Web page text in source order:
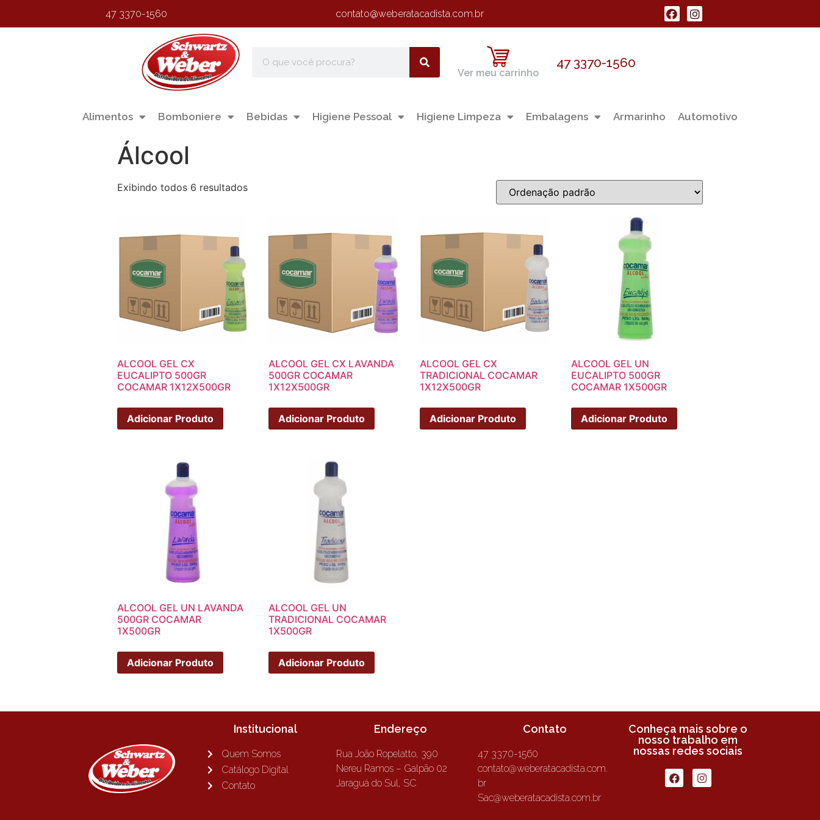
47 3370-1560 contato@weberatacadista.com.br
Ver meu carrinho
47 3370-1560
Alimentos Bomboniere Bebidas Higiene Pessoal Higiene Limpeza Embalagens Armarinho Automotivo
Álcool
Exibindo todos 6 resultados
ALCOOL GEL CX
EUCALIPTO 500GR
COCAMAR 1X12X500GR
Adicionar Produto
ALCOOL GEL CX LAVANDA
500GR COCAMAR
1X12X500GR
Adicionar Produto
ALCOOL GEL CX
TRADICIONAL COCAMAR
1X12X500GR
Adicionar Produto
ALCOOL GEL UN
EUCALIPTO 500GR
COCAMAR 1X500GR
Adicionar Produto
ALCOOL GEL UN LAVANDA
500GR COCAMAR
1X500GR
Adicionar Produto
ALCOOL GEL UN
TRADICIONAL COCAMAR
1X500GR
Adicionar Produto
Institucional
Quem Somos
Catálogo Digital
Contato
Endereço
Rua João Ropelatto, 390
Nereu Ramos – Galpão 02
Jaraguá do Sul, SC
Contato
47 3370-1560
contato@weberatacadista.com.
br
Sac@weberatacadista.com.br
Conheça mais sobre o
nosso trabalho em
nossas redes sociais